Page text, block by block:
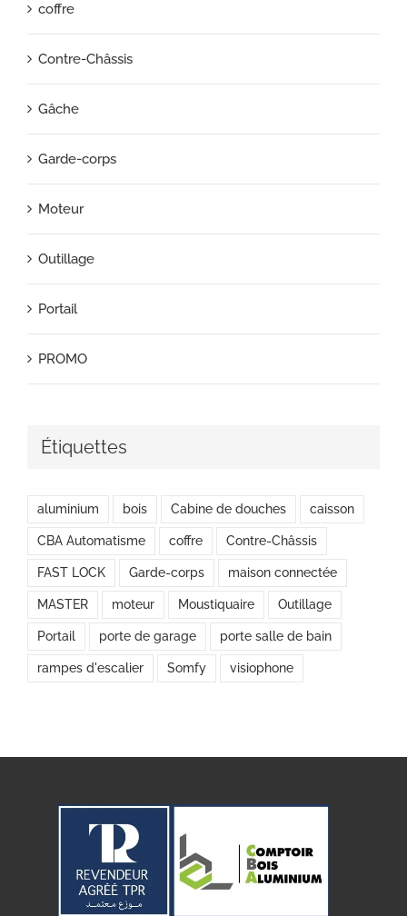
coffre
Contre-Châssis
Gâche
Garde-corps
Moteur
Outillage
Portail
PROMO
Étiquettes
aluminium bois Cabine de douches caisson
CBA Automatisme coffre Contre-Châssis
FAST LOCK Garde-corps maison connectée
MASTER moteur Moustiquaire Outillage
Portail porte de garage porte salle de bain
rampes d'escalier Somfy visiophone